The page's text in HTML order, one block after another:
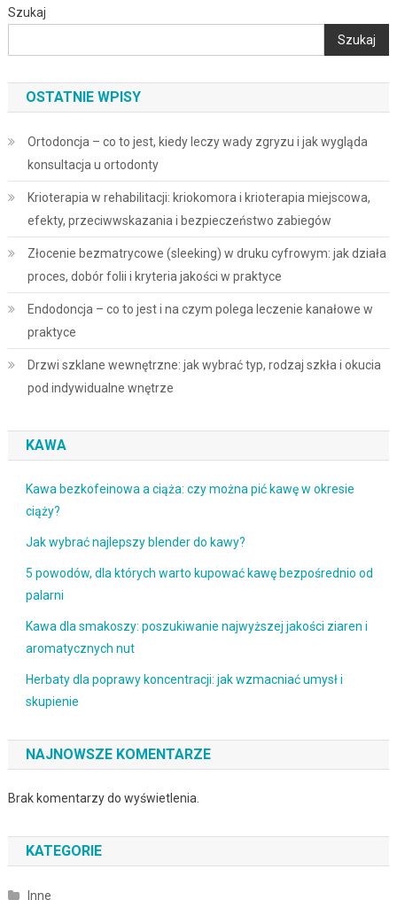
Szukaj
Szukaj
OSTATNIE WPISY
Ortodoncja – co to jest, kiedy leczy wady zgryzu i jak wygląda
konsultacja u ortodonty
Krioterapia w rehabilitacji: kriokomora i krioterapia miejscowa,
efekty, przeciwwskazania i bezpieczeństwo zabiegów
Złocenie bezmatrycowe (sleeking) w druku cyfrowym: jak działa
proces, dobór folii i kryteria jakości w praktyce
Endodoncja – co to jest i na czym polega leczenie kanałowe w
praktyce
Drzwi szklane wewnętrzne: jak wybrać typ, rodzaj szkła i okucia
pod indywidualne wnętrze
KAWA
Kawa bezkofeinowa a ciąża: czy można pić kawę w okresie
ciąży?
Jak wybrać najlepszy blender do kawy?
5 powodów, dla których warto kupować kawę bezpośrednio od
palarni
Kawa dla smakoszy: poszukiwanie najwyższej jakości ziaren i
aromatycznych nut
Herbaty dla poprawy koncentracji: jak wzmacniać umysł i
skupienie
NAJNOWSZE KOMENTARZE
Brak komentarzy do wyświetlenia.
KATEGORIE
Inne